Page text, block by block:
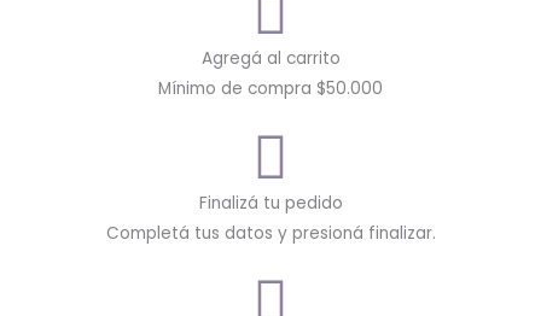
Agregá al carrito
Mínimo de compra $50.000
Finalizá tu pedido
Completá tus datos y presioná finalizar.